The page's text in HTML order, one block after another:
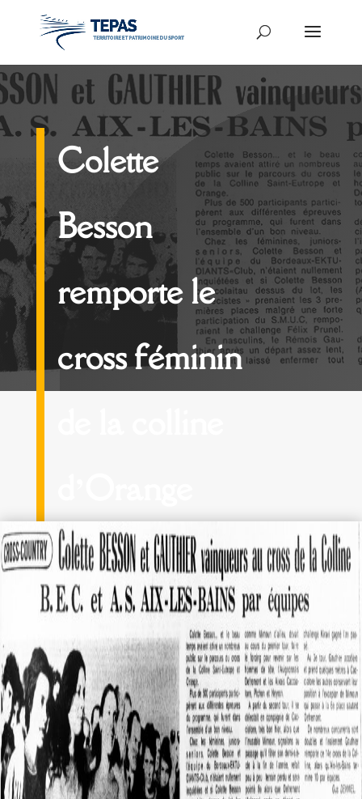
Colette
Besson
remporte le
cross féminin